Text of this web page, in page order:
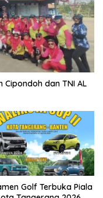
Cipondoh dan TNI AL
Golf Terbuka Piala